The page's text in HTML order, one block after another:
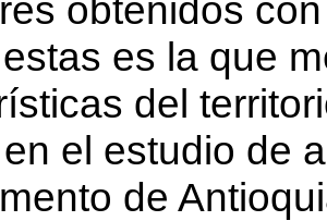
obtenidos
es la que
del
el estudio de
de